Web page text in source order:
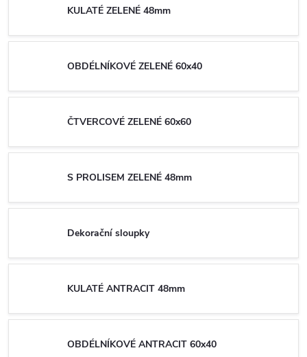
KULATÉ ZELENÉ 48mm
OBDÉLNÍKOVÉ ZELENÉ 60x40
ČTVERCOVÉ ZELENÉ 60x60
S PROLISEM ZELENÉ 48mm
Dekorační sloupky
KULATÉ ANTRACIT 48mm
OBDÉLNÍKOVÉ ANTRACIT 60x40